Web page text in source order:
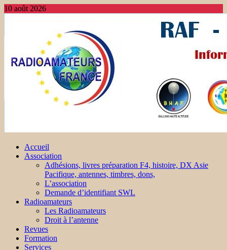
10 août 2026
Accueil
Association
Adhésions, livres préparation F4, histoire, DX Asie
Pacifique, antennes, timbres, dons,
L’association
Demande d’identifiant SWL
Radioamateurs
Les Radioamateurs
Droit à l’antenne
Revues
Formation
Services